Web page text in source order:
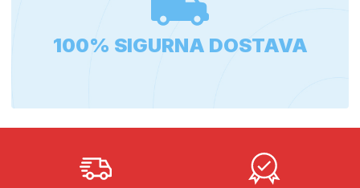
100% SIGURNA DOSTAVA